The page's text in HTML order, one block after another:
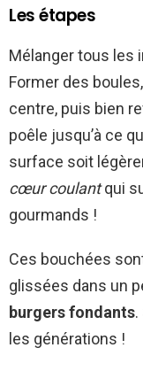
Les étapes
Mélanger tous les
Former des
centre, puis bien
poêle jusqu’à ce
surface soit
cœur coulantqui
gourmands !
Ces bouchées
glissées dans un
burgers fondants
les générations !